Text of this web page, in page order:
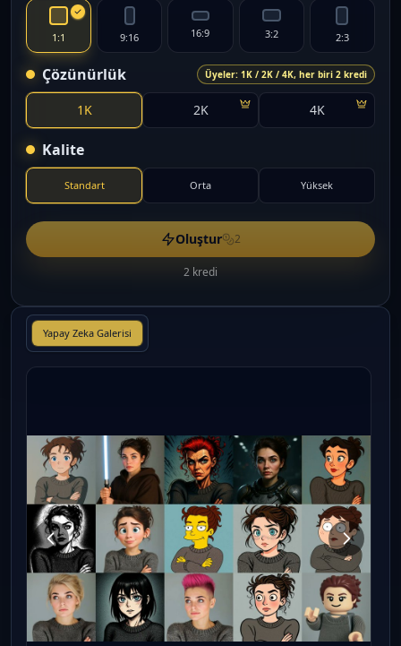
1:1 9:16 16:9 3:2 2:3
Çözünürlük Üyeler: 1K / 2K / 4K, her biri 2 kredi
1K 2K 4K
Kalite
Standart Orta Yüksek
Oluştur 2
2 kredi
Yapay Zeka Galerisi